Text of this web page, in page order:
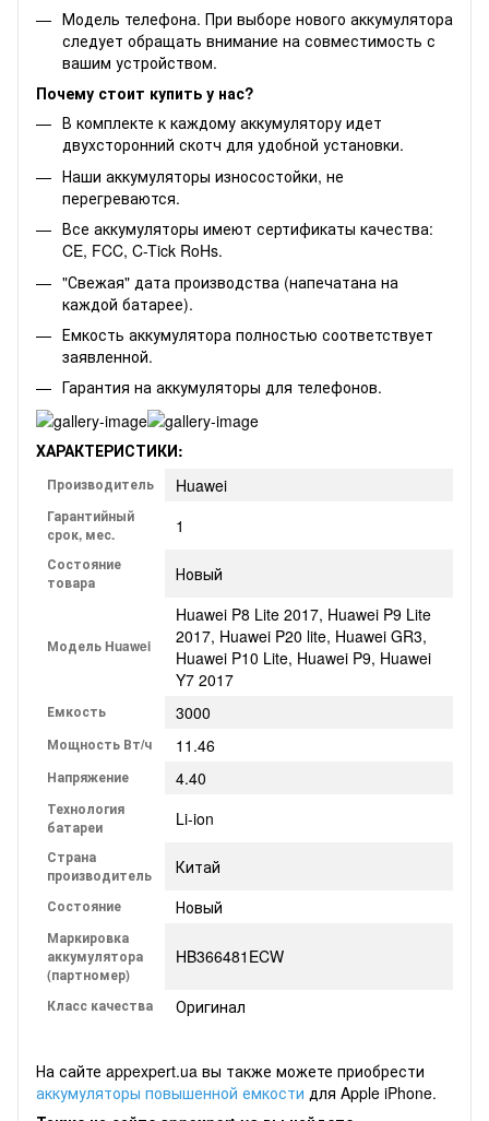
Модель телефона. При выборе нового аккумулятора
следует обращать внимание на совместимость с
вашим устройством.
Почему стоит купить у нас?
В комплекте к каждому аккумулятору идет
двухсторонний скотч для удобной установки.
Наши аккумуляторы износостойки, не
перегреваются.
Все аккумуляторы имеют сертификаты качества:
CE, FCC, C-Tick RoHs.
"Свежая" дата производства (напечатана на
каждой батарее).
Емкость аккумулятора полностью соответствует
заявленной.
Гарантия на аккумуляторы для телефонов.
ХАРАКТЕРИСТИКИ:
Производитель Huawei
Гарантийный
срок, мес.
1
Состояние
товара
Новый
Модель Huawei
Huawei P8 Lite 2017, Huawei P9 Lite
2017, Huawei P20 lite, Huawei GR3,
Huawei P10 Lite, Huawei P9, Huawei
Y7 2017
Емкость 3000
Мощность Вт/ч 11.46
Напряжение 4.40
Технология
батареи
Li-ion
Страна
производитель
Китай
Состояние Новый
Маркировка
аккумулятора
(партномер)
HB366481ECW
Класс качества Оригинал
На сайте appexpert.ua вы также можете приобрести
аккумуляторы повышенной емкости для Apple iPhone.